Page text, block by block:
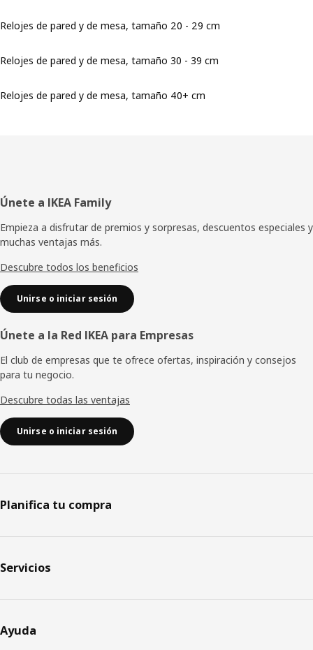
Relojes de pared y de mesa, tamaño 20 - 29 cm
Relojes de pared y de mesa, tamaño 30 - 39 cm
Relojes de pared y de mesa, tamaño 40+ cm
Pie
de
página
Únete a IKEA Family
Empieza a disfrutar de premios y sorpresas, descuentos especiales y
muchas ventajas más.
Descubre todos los beneficios
Unirse o iniciar sesión
Únete a la Red IKEA para Empresas
El club de empresas que te ofrece ofertas, inspiración y consejos
para tu negocio.
Descubre todas las ventajas
Unirse o iniciar sesión
Planifica tu compra
Servicios
Ayuda